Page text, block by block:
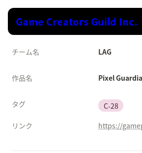
Game Creators Guild Inc.
チーム名 LAG
作品名 Pixel
タグ C-28
リンク